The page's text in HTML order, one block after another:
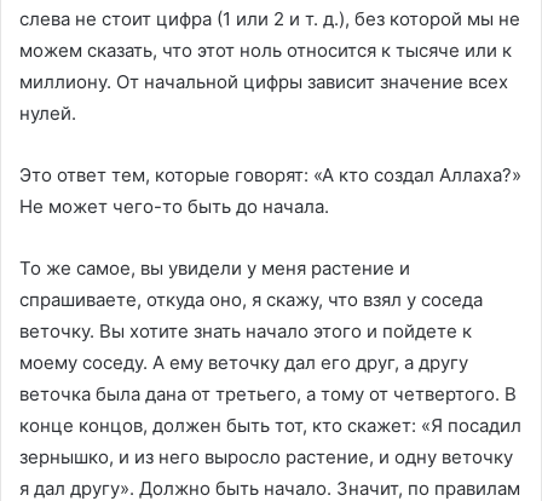
слева не стоит цифра (1 или 2 и т. д.), без которой мы не
можем сказать, что этот ноль относится к тысяче или к
миллиону. От начальной цифры зависит значение всех
нулей.
Это ответ тем, которые говорят: «А кто создал Аллаха?»
Не может чего-то быть до начала.
То же самое, вы увидели у меня растение и
спрашиваете, откуда оно, я скажу, что взял у соседа
веточку. Вы хотите знать начало этого и пойдете к
моему соседу. А ему веточку дал его друг, а другу
веточка была дана от третьего, а тому от четвертого. В
конце концов, должен быть тот, кто скажет: «Я посадил
зернышко, и из него выросло растение, и одну веточку
я дал другу». Должно быть начало. Значит, по правилам